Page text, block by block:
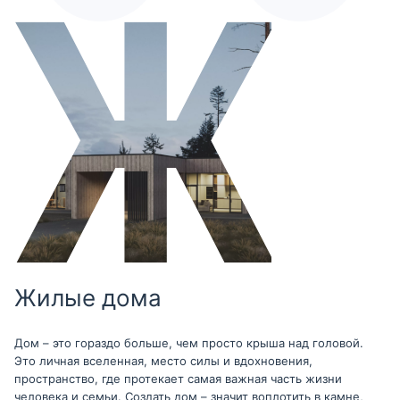
Жилые дома
Дом – это гораздо больше, чем просто крыша над головой.
Это личная вселенная, место силы и вдохновения,
пространство, где протекает самая важная часть жизни
человека и семьи. Создать дом – значит воплотить в камне,